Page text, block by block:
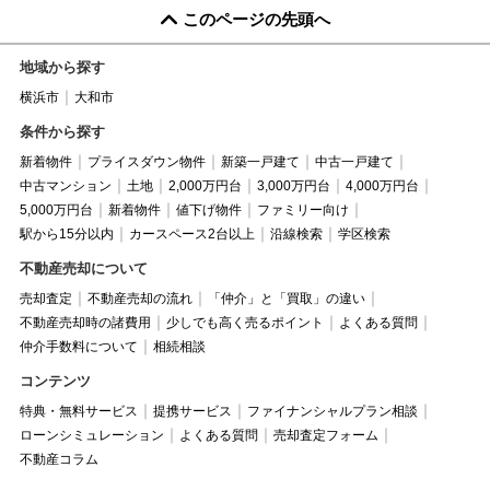
このページの先頭へ
地域から探す
横浜市 大和市
条件から探す
新着物件 プライスダウン物件 新築一戸建て
中古一戸建て
中古マンション
土地 2,000万円台 3,000万円台
4,000万円台
5,000万円台
新着物件 値下げ物件
ファミリー向け
駅から15分以内
カースペース2台以上 沿線検索 学区検索
不動産売却について
売却査定 不動産売却の流れ
「仲介」と「買取」の違い
不動産売却時の諸費用
少しでも高く売るポイント
よくある質問
仲介手数料について
相続相談
コンテンツ
特典・無料サービス 提携サービス
ファイナンシャルプラン相談
ローンシミュレーション
よくある質問
売却査定フォーム
不動産コラム